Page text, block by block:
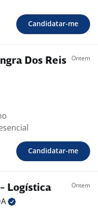
Candidatar-me
Dos Reis Ontem
Candidatar-me
Logística Ontem